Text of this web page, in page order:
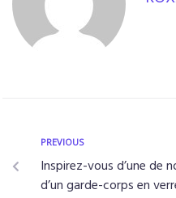
PREVIOUS
Inspirez-vous d’une de
d’un garde-corps en